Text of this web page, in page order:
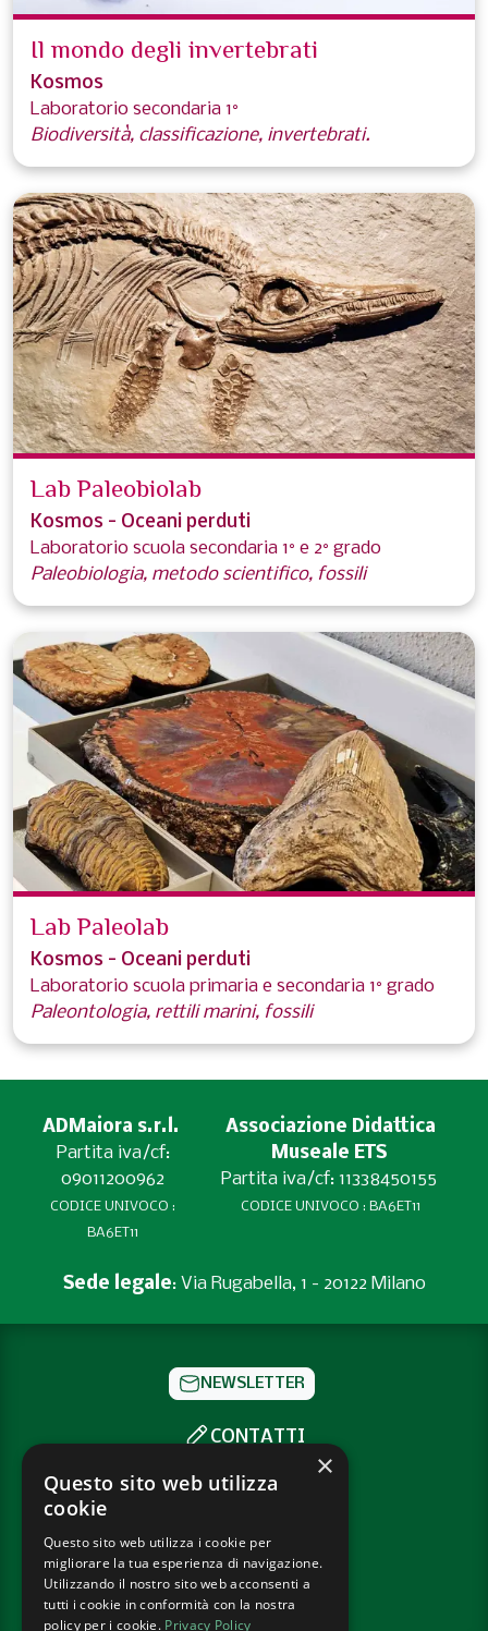
Il mondo degli invertebrati
Kosmos
Laboratorio secondaria 1°
Biodiversità, classificazione, invertebrati.
Lab Paleobiolab
Kosmos - Oceani perduti
Laboratorio scuola secondaria 1° e 2° grado
Paleobiologia, metodo scientifico, fossili
Lab Paleolab
Kosmos - Oceani perduti
Laboratorio scuola primaria e secondaria 1° grado
Paleontologia, rettili marini, fossili
ADMaiora s.r.l.
Partita iva/cf:
09011200962
CODICE UNIVOCO :
BA6ET11
Associazione Didattica
Museale ETS
Partita iva/cf: 11338450155
CODICE UNIVOCO : BA6ET11
Sede legale: Via Rugabella, 1 - 20122 Milano
NEWSLETTER
CONTATTI
SOCIAL
PRIVACY POLICY
COOKIE POLICY
×
Questo sito web utilizza
cookie
Questo sito web utilizza i cookie per
migliorare la tua esperienza di navigazione.
Utilizzando il nostro sito web acconsenti a
tutti i cookie in conformità con la nostra
policy per i cookie. Privacy Policy